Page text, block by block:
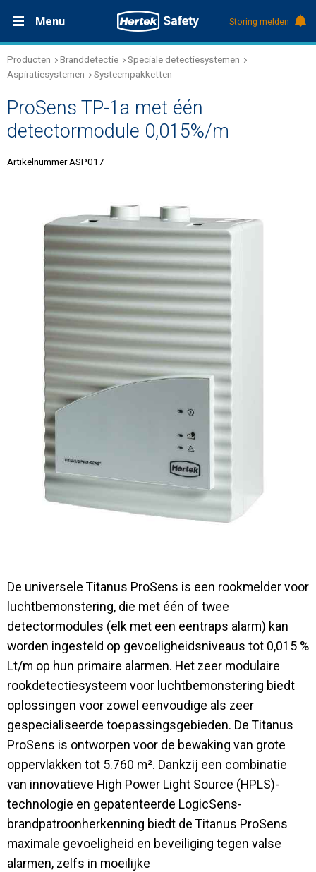
Menu
Oplossingen
Producten
Over Hertek
Werken bij Hertek
Contact
Storing melden
Productdocumentatie (DMS)
+31 (0)495 584111
Producten Branddetectie
Speciale detectiesystemen
Aspiratiesystemen
Systeempakketten
ProSens TP-1a met één
detectormodule 0,015%/m
Artikelnummer ASP017
De universele Titanus ProSens is een rookmelder voor
luchtbemonstering, die met één of twee
detectormodules (elk met een eentraps alarm) kan
worden ingesteld op gevoeligheidsniveaus tot 0,015 %
Lt/m op hun primaire alarmen. Het zeer modulaire
rookdetectiesysteem voor luchtbemonstering biedt
oplossingen voor zowel eenvoudige als zeer
gespecialiseerde toepassingsgebieden. De Titanus
ProSens is ontworpen voor de bewaking van grote
oppervlakken tot 5.760 m². Dankzij een combinatie
van innovatieve High Power Light Source (HPLS)-
technologie en gepatenteerde LogicSens-
brandpatroonherkenning biedt de Titanus ProSens
maximale gevoeligheid en beveiliging tegen valse
alarmen, zelfs in moeilijke